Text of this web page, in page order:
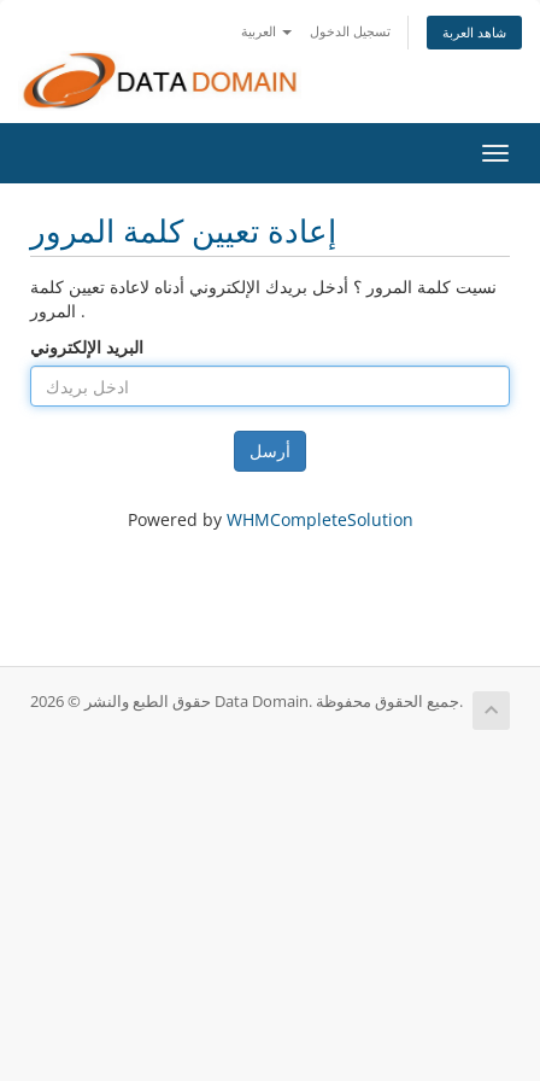
تسجيل الدخول شاهد العربة
تبديل
التنقل
إعادة تعيين كلمة المرور
نسيت كلمة المرور ؟ أدخل بريدك الإلكتروني أدناه لاعادة تعيين كلمة
المرور .
البريد الإلكتروني
أرسل
Powered by WHMCompleteSolution
حقوق الطبع والنشر © 2026 Data Domain. جميع الحقوق محفوظة.